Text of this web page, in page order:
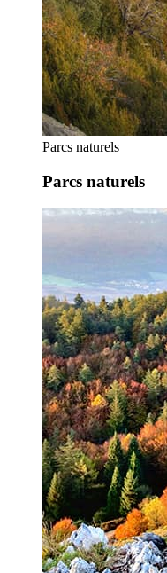
Parcs naturels
Parcs naturels